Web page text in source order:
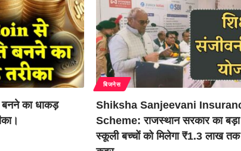
का धाकड़
बिजनेस
Shiksha Sanjeevani
Scheme: राजस्थान सरकार का
स्कूली बच्चों को मिलेगा ₹1.3 लाख तक